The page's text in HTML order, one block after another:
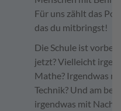
Für uns zählt das
das du mitbringst!
Die Schule ist vorbei.
jetzt? Vielleicht
Mathe? Irgendwas
Technik? Und am
irgendwas mit